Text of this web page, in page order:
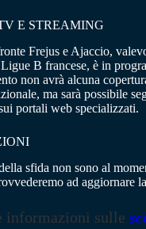
E STREAMING
Frejus e Ajaccio,
B francese, è in
non avrà alcuna
ma sarà possibile
portali web specializzati.
sfida non sono al
ad aggiornare
informazioni sulle